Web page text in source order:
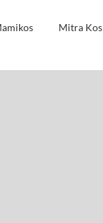
Mitra Kos